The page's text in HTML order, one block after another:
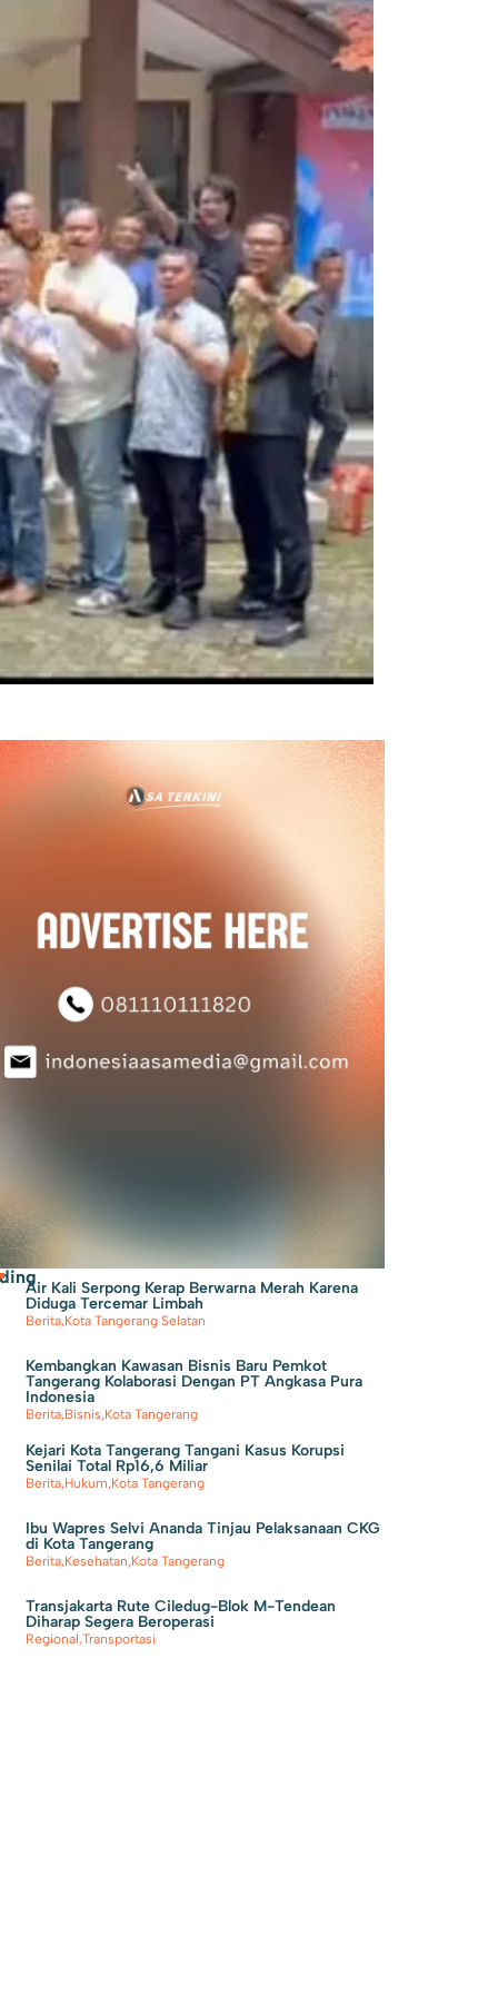
Air Kali Serpong Kerap Berwarna Merah Karena
Diduga Tercemar Limbah
Berita,Kota Tangerang Selatan
Kembangkan Kawasan Bisnis Baru Pemkot
Tangerang Kolaborasi Dengan PT Angkasa Pura
Indonesia
Berita,Bisnis,Kota Tangerang
Kejari Kota Tangerang Tangani Kasus Korupsi
Senilai Total Rp16,6 Miliar
Berita,Hukum,Kota Tangerang
Ibu Wapres Selvi Ananda Tinjau Pelaksanaan CKG
di Kota Tangerang
Berita,Kesehatan,Kota Tangerang
Transjakarta Rute Ciledug-Blok M-Tendean
Diharap Segera Beroperasi
Regional,Transportasi